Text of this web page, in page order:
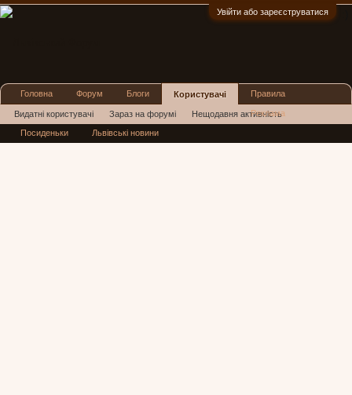
Увійти або зареєструватися
Головна Форум Блоги Користувачі
Видатні користувачі Зараз на форумі Нещодавня активність
Нові повідомлення профілю
Правила
Реклама
Посиденьки Львівські новини